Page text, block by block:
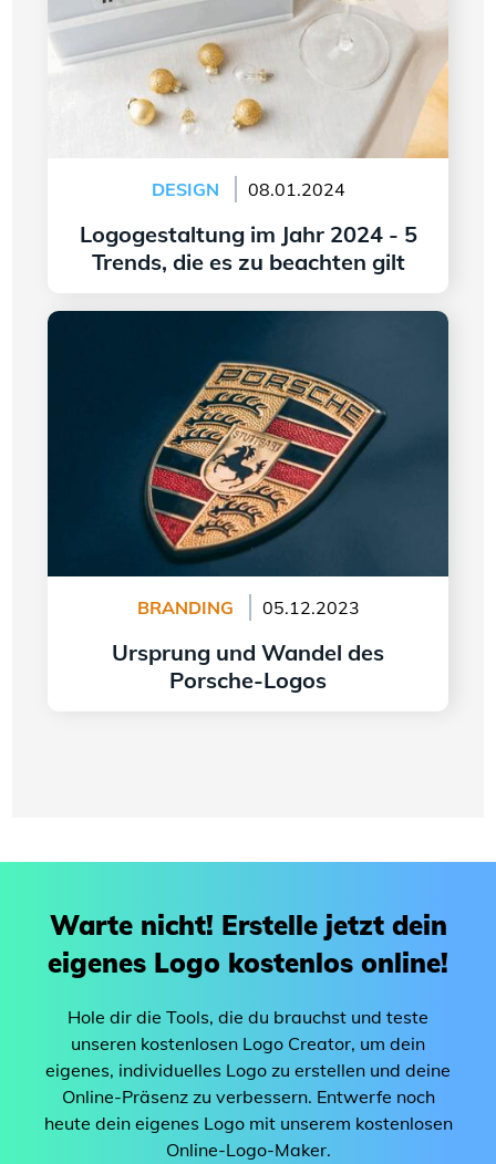
DESIGN 08.01.2024
Logogestaltung im Jahr 2024 - 5
Trends, die es zu beachten gilt
Weiter lesen
BRANDING 05.12.2023
Ursprung und Wandel des
Porsche-Logos
Warte nicht! Erstelle jetzt dein
eigenes Logo kostenlos online!
Hole dir die Tools, die du brauchst und teste
unseren kostenlosen Logo Creator, um dein
eigenes, individuelles Logo zu erstellen und deine
Online-Präsenz zu verbessern. Entwerfe noch
heute dein eigenes Logo mit unserem kostenlosen
Online-Logo-Maker.